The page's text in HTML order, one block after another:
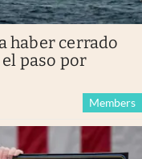
haber cerrado
paso por
Members